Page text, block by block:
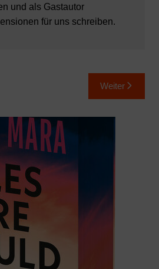
und als Gastautor
für uns schreiben.
Weiter